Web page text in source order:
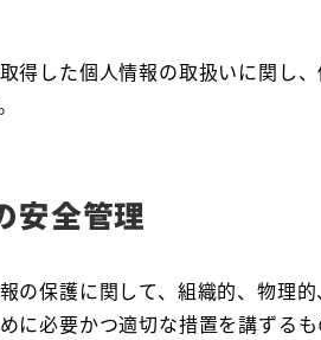
得した個人情報の取扱いに関し
安全管理
の保護に関して、組織的、物理
に必要かつ適切な措置を講ずるも